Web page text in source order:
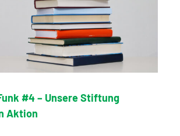
#4 – Unsere Stiftung
Aktion